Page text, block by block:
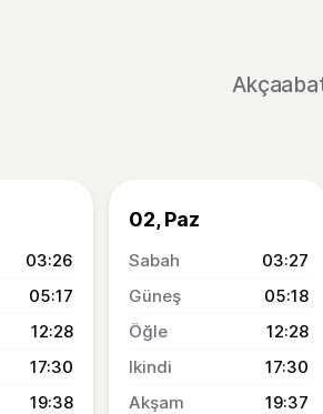
03:26
05:17
12:28
17:30
19:38
02, Paz
03:27
05:18
12:28
17:30
19:37